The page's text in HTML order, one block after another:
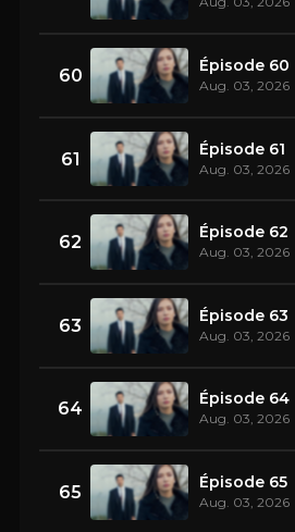
60 Épisode 60
Aug. 03, 2026
61 Épisode 61
Aug. 03, 2026
62 Épisode 62
Aug. 03, 2026
63 Épisode 63
Aug. 03, 2026
64 Épisode 64
Aug. 03, 2026
65 Épisode 65
Aug. 03, 2026